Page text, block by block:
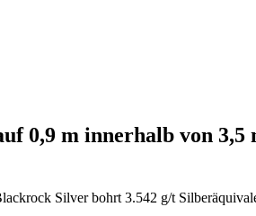
0,9 m innerhalb von
Silver bohrt 3.542 g/t